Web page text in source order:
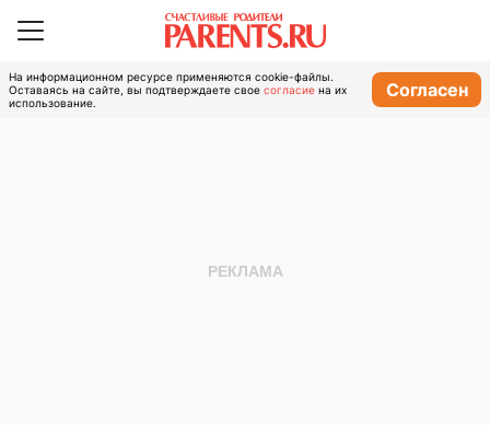
На информационном ресурсе применяются cookie-файлы.
Оставаясь на сайте, вы подтверждаете свое согласие на их
использование.
Согласен